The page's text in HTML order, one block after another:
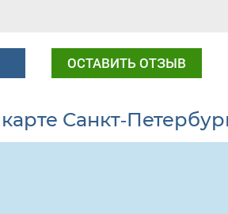
ОСТАВИТЬ ОТЗЫВ
Санкт-